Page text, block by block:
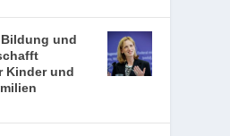
und
Kinder und